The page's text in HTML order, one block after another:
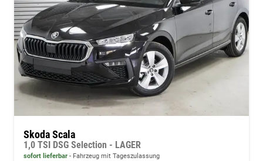
Skoda Scala
1,0 TSI DSG Selection - LAGER
sofort lieferbar Fahrzeug mit Tageszulassung